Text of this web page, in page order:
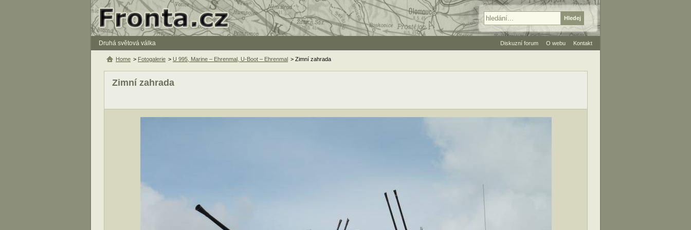
Druhá světová válka
Zimní zahrada
Home > Fotogalerie > U 995, Marine – Ehrenmal, U-Boot – Ehrenmal > Zimní zahrada
Diskuzní forum O webu Kontakt